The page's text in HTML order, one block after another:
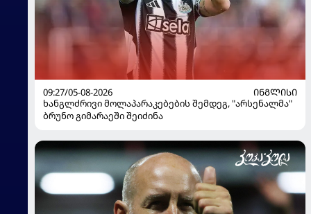
09:27/05-08-2026
ᲘᲜᲒᲚᲘᲡᲘ
ხანგლძრივი მოლაპარაკებების შემდეგ, "არსენალმა"
ბრუნო გიმარაეში შეიძინა